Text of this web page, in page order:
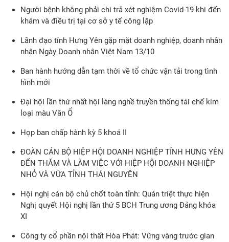
Người bệnh không phải chi trả xét nghiệm Covid-19 khi đến
khám và điều trị tại cơ sở y tế công lập
Lãnh đạo tỉnh Hưng Yên gặp mặt doanh nghiệp, doanh nhân
nhân Ngày Doanh nhân Việt Nam 13/10
Ban hành hướng dẫn tạm thời về tổ chức vận tải trong tình
hình mới
Đại hội lần thứ nhất hội làng nghề truyền thống tái chế kim
loại màu Văn Ổ
Họp ban chấp hành kỳ 5 khoá II
ĐOÀN CÁN BỘ HIỆP HỘI DOANH NGHIỆP TỈNH HƯNG YÊN
ĐẾN THĂM VÀ LÀM VIỆC VỚI HIỆP HỘI DOANH NGHIỆP
NHỎ VÀ VỪA TỈNH THÁI NGUYÊN
Hội nghị cán bộ chủ chốt toàn tỉnh: Quán triệt thực hiện
Nghị quyết Hội nghị lần thứ 5 BCH Trung ương Đảng khóa
XI
Công ty cổ phần nội thất Hòa Phát: Vững vàng trước gian